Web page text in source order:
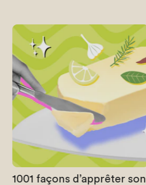
1001 façons d’apprêter son